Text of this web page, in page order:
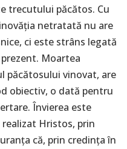
trecutului păcătos. Cu
netratată nu are
ci este strâns legată
Moartea
păcătosului vinovat, are
obiectiv, o dată pentru
Învierea este
realizat Hristos, prin
că, prin credința în